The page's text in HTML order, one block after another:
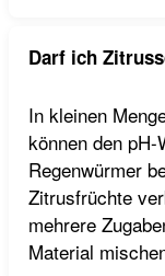
Darf ich
In kleinen
können den
Regenwürmer
Zitrusfrüchte
mehrere
Material